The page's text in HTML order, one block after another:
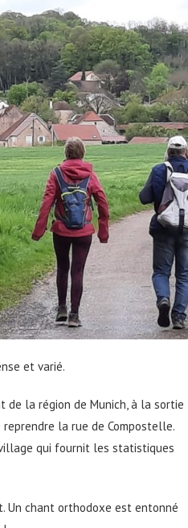
et varié.
de la région de Munich, à la sortie
la rue de Compostelle.
qui fournit les statistiques
Un chant orthodoxe est entonné